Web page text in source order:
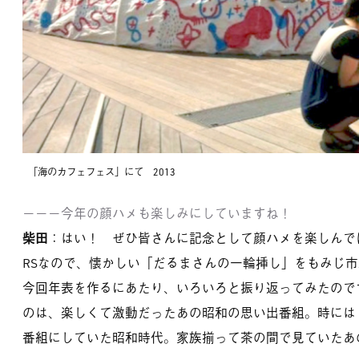
「海のカフェフェス」にて 2013
－－－今年の顔ハメも楽しみにしていますね！
柴田 ：はい！ ぜひ皆さんに記念として顔ハメを楽しん
RSなので、懐かしい「だるまさんの一輪挿し」をもみじ
今回年表を作るにあたり、いろいろと振り返ってみたの
のは、楽しくて激動だったあの昭和の思い出番組。時に
番組にしていた昭和時代。家族揃って茶の間で見ていた